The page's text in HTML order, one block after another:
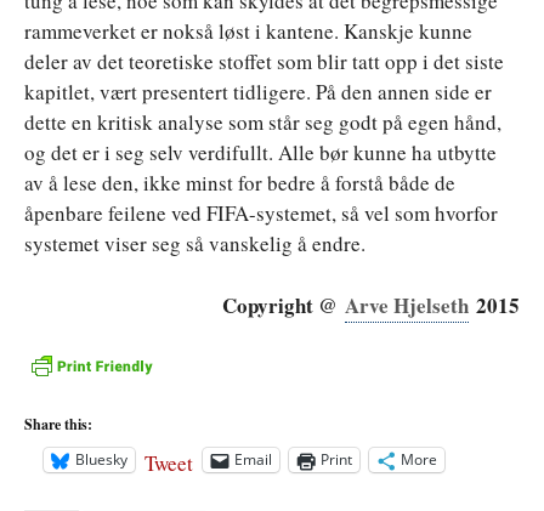
rammeverket er nokså løst i kantene. Kanskje kunne
deler av det teoretiske stoffet som blir tatt opp i det siste
kapitlet, vært presentert tidligere. På den annen side er
dette en kritisk analyse som står seg godt på egen hånd,
og det er i seg selv verdifullt. Alle bør kunne ha utbytte
av å lese den, ikke minst for bedre å forstå både de
åpenbare feilene ved FIFA-systemet, så vel som hvorfor
systemet viser seg så vanskelig å endre.
Copyright @ Arve Hjelseth 2015
Share this:
Bluesky
Tweet Email Print More